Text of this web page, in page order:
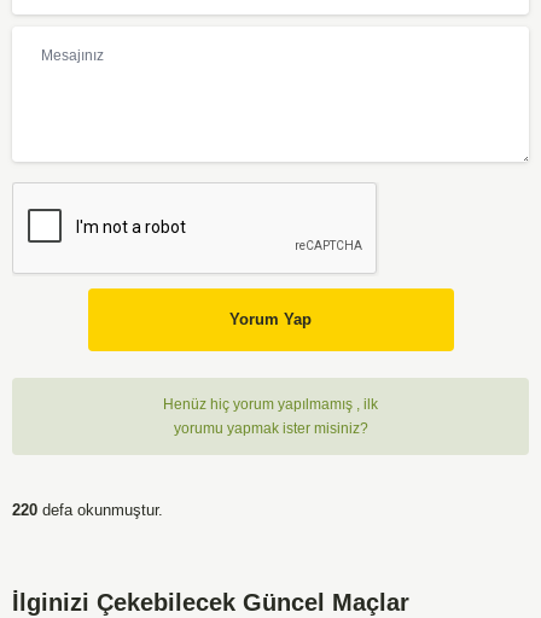
Yorum Yap
Henüz hiç yorum yapılmamış , ilk
yorumu yapmak ister misiniz?
220 defa okunmuştur.
İlginizi Çekebilecek Güncel Maçlar